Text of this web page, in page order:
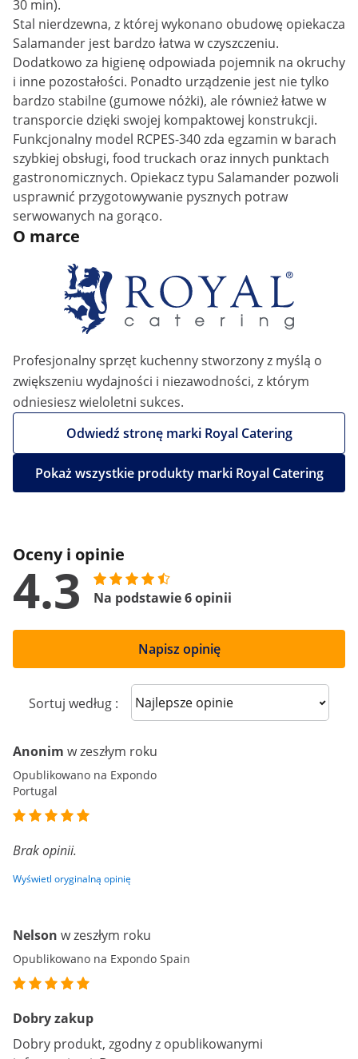
30 min).
Stal nierdzewna, z której wykonano obudowę opiekacza
Salamander jest bardzo łatwa w czyszczeniu.
Dodatkowo za higienę odpowiada pojemnik na okruchy
i inne pozostałości. Ponadto urządzenie jest nie tylko
bardzo stabilne (gumowe nóżki), ale również łatwe w
transporcie dzięki swojej kompaktowej konstrukcji.
Funkcjonalny model RCPES-340 zda egzamin w barach
szybkiej obsługi, food truckach oraz innych punktach
gastronomicznych. Opiekacz typu Salamander pozwoli
usprawnić przygotowywanie pysznych potraw
serwowanych na gorąco.
O marce
Profesjonalny sprzęt kuchenny stworzony z myślą o
zwiększeniu wydajności i niezawodności, z którym
odniesiesz wieloletni sukces.
Odwiedź stronę marki Royal Catering
Pokaż wszystkie produkty marki Royal Catering
Oceny i opinie
4.3 Na podstawie 6 opinii
Napisz opinię
Sortuj według : Sort reviews
Anonim w zeszłym roku
Opublikowano na Expondo
Portugal
Brak opinii.
Wyświetl oryginalną opinię
Nelson w zeszłym roku
Opublikowano na Expondo Spain
Dobry zakup
Dobry produkt, zgodny z opublikowanymi